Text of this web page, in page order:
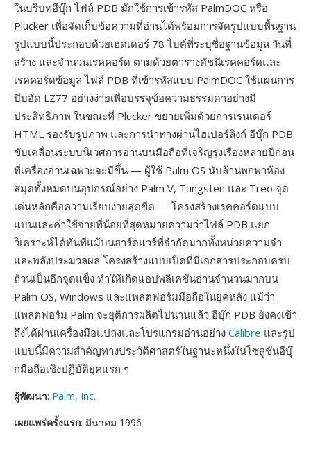
ในบริบทอีบุ๊ก ไฟล์ PDB มักใช้การเข้ารหัส PalmDOC หรือ
Plucker เพื่อจัดเก็บข้อความที่อ่านได้พร้อมการจัดรูปแบบพื้นฐาน
รูปแบบนี้ประกอบด้วยเฮดเดอร์ 78 ไบต์ที่ระบุชื่อฐานข้อมูล วันที่
สร้าง และจำนวนเรคคอร์ด ตามด้วยตารางดัชนีเรคคอร์ดและ
เรคคอร์ดข้อมูล ไฟล์ PDB ที่เข้ารหัสแบบ PalmDOC ใช้แผนการ
บีบอัด LZ77 อย่างง่ายเพื่อบรรจุข้อความธรรมดาอย่างมี
ประสิทธิภาพ ในขณะที่ Plucker ขยายเพิ่มด้วยการเรนเดอร์
HTML รองรับรูปภาพ และการนำทางผ่านไฮเปอร์ลิงก์ อีบุ๊ก PDB
ขับเคลื่อนระบบนิเวศการอ่านบนมือถือที่เจริญรุ่งเรืองหลายปีก่อน
ที่เครื่องอ่านเฉพาะจะมีขึ้น — ผู้ใช้ Palm OS นับล้านพกพาห้อง
สมุดทั้งหมดบนอุปกรณ์อย่าง Palm V, Tungsten และ Treo จุด
เด่นหลักคือความเรียบง่ายสุดขีด — โครงสร้างเรคคอร์ดแบบ
แบนและค่าใช้จ่ายที่น้อยที่สุดหมายความว่าไฟล์ PDB แยก
วิเคราะห์ได้ทันทีแม้บนฮาร์ดแวร์ที่จำกัดมากทั้งหน่วยความจำ
และพลังประมวลผล โครงสร้างแบบเปิดที่มีเอกสารประกอบครบ
ถ้วนเป็นอีกจุดแข็ง ทำให้เกิดแอปพลิเคชันอ่านจำนวนมากบน
Palm OS, Windows และแพลตฟอร์มมือถือในยุคหลัง แม้ว่า
แพลตฟอร์ม Palm จะยุติการผลิตไปนานแล้ว อีบุ๊ก PDB ยังคงเข้า
ถึงได้ผ่านเครื่องมือแปลงและโปรแกรมอ่านอย่าง Calibre และรูป
แบบนี้มีความสำคัญทางประวัติศาสตร์ในฐานะหนึ่งในโซลูชันอีบุ๊
กมือถือเชิงปฏิบัติยุคแรก ๆ
ผู้พัฒนา: Palm, Inc.
เผยแพร่ครั้งแรก: มีนาคม 1996